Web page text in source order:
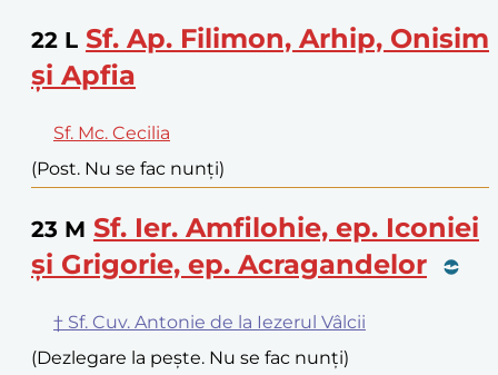
22 L Sf. Ap. Filimon, Arhip, Onisim
și Apfia
Sf. Mc. Cecilia
(Post. Nu se fac nunți)
23 M Sf. Ier. Amfilohie, ep. Iconiei
și Grigorie, ep. Acragandelor
† Sf. Cuv. Antonie de la Iezerul Vâlcii
(Dezlegare la pește. Nu se fac nunți)